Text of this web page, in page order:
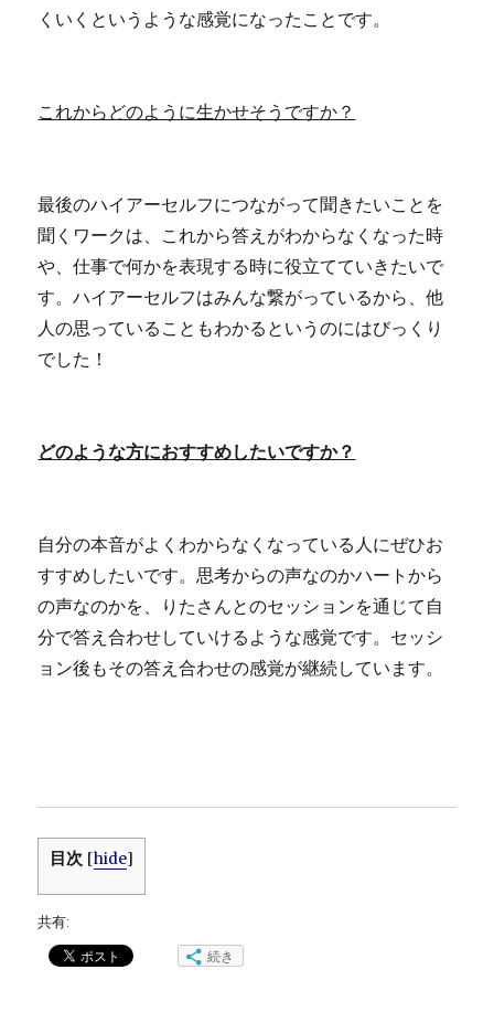
くいくというような感覚になったことです。
これからどのように生かせそうですか？
最後のハイアーセルフにつながって聞きたいことを
聞くワークは、これから答えがわからなくなった時
や、仕事で何かを表現する時に役立てていきたいで
す。ハイアーセルフはみんな繋がっているから、他
人の思っていることもわかるというのにはびっくり
でした！
どのような方におすすめしたいですか？
自分の本音がよくわからなくなっている人にぜひお
すすめしたいです。思考からの声なのかハートから
の声なのかを、りたさんとのセッションを通じて自
分で答え合わせしていけるような感覚です。セッシ
ョン後もその答え合わせの感覚が継続しています。
目次 [hide]
共有:
続き